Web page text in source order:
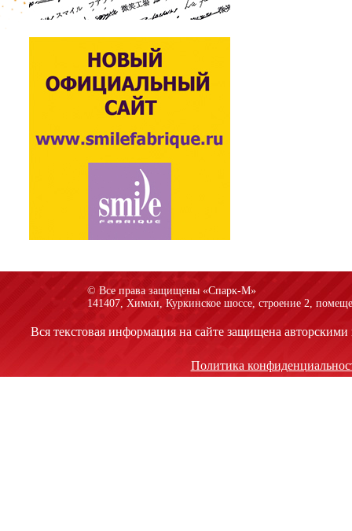
© Все права защищены «Спарк-M»
141407, Химки, Куркинское шоссе, строение 2,
Вся текстовая информация на сайте защищена
Политика